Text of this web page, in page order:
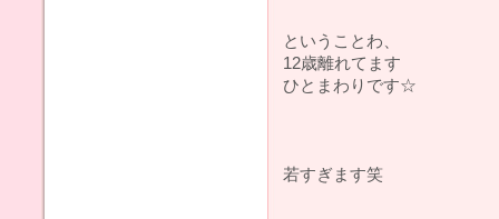
ということわ、
12歳離れてます
ひとまわりです☆
若すぎます笑